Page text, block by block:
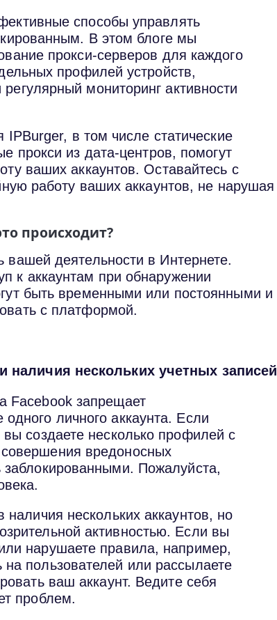
способы управлять
В этом блоге мы
прокси-серверов для каждого
профилей устройств,
мониторинг активности
в том числе статические
прокси из дата-центров, помогут
ваших аккаунтов. Оставайтесь с
работу ваших аккаунтов, не нарушая
происходит?
вашей деятельности в Интернете.
к аккаунтам при обнаружении
быть временными или постоянными и
с платформой.
нескольких учетных записей
Facebook запрещает
личного аккаунта. Если
вы создаете несколько профилей с
вредоносных
заблокированными. Пожалуйста,
наличия нескольких аккаунтов, но
активностью. Если вы
нарушаете правила, например,
на пользователей или рассылаете
ваш аккаунт. Ведите себя
проблем.